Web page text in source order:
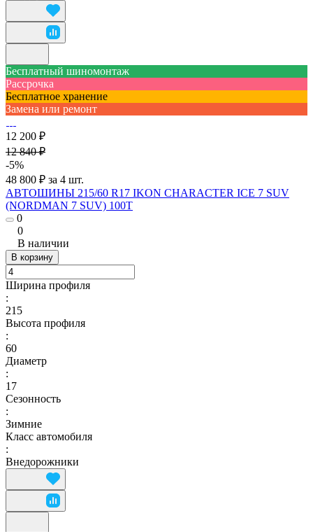
Бесплатный шиномонтаж
Рассрочка
Бесплатное хранение
Замена или ремонт
12 200 ₽
12 840 ₽
-5%
48 800 ₽ за 4 шт.
АВТОШИНЫ 215/60 R17 IKON CHARACTER ICE 7 SUV
(NORDMAN 7 SUV) 100T
0
0
В наличии
В корзину
Ширина профиля
:
215
Высота профиля
:
60
Диаметр
:
17
Сезонность
:
Зимние
Класс автомобиля
:
Внедорожники